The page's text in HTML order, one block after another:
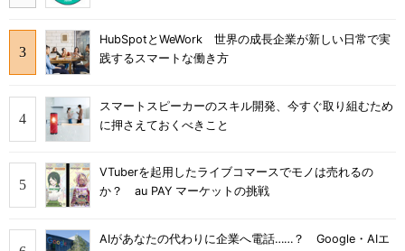
HubSpotとWeWork 世界の成長企業が新しい日常で実
践するスマートな働き方
スマートスピーカーのスキル開発、今すぐ取り組むため
に押さえておくべきこと
VTuberを起用したライブコマースでモノは売れるの
か？ au PAY マーケットの挑戦
AIがあなたの代わりに企業へ電話……？ Google・AIエ